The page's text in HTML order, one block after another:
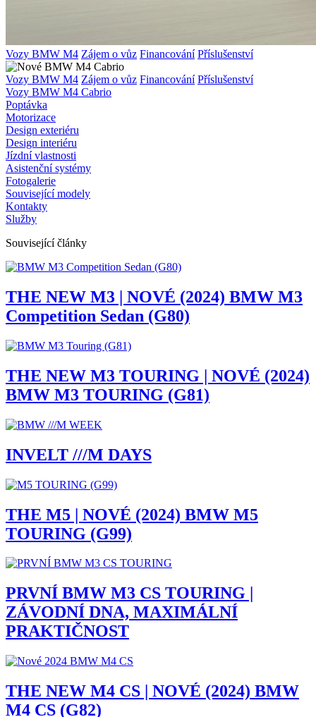
Vozy BMW M4 Zájem o vůz Financování Příslušenství
Vozy BMW M4 Zájem o vůz Financování Příslušenství
Vozy BMW M4 Cabrio
Poptávka
Motorizace
Design exteriéru
Design interiéru
Jízdní vlastnosti
Asistenční systémy
Fotogalerie
Související modely
Kontakty
Služby
Související články
THE NEW M3 | NOVÉ (2024) BMW M3
Competition Sedan (G80)
THE NEW M3 TOURING | NOVÉ (2024)
BMW M3 TOURING (G81)
INVELT ///M DAYS
THE M5 | NOVÉ (2024) BMW M5
TOURING (G99)
PRVNÍ BMW M3 CS TOURING |
ZÁVODNÍ DNA, MAXIMÁLNÍ
PRAKTIČNOST
THE NEW M4 CS | NOVÉ (2024) BMW
M4 CS (G82)